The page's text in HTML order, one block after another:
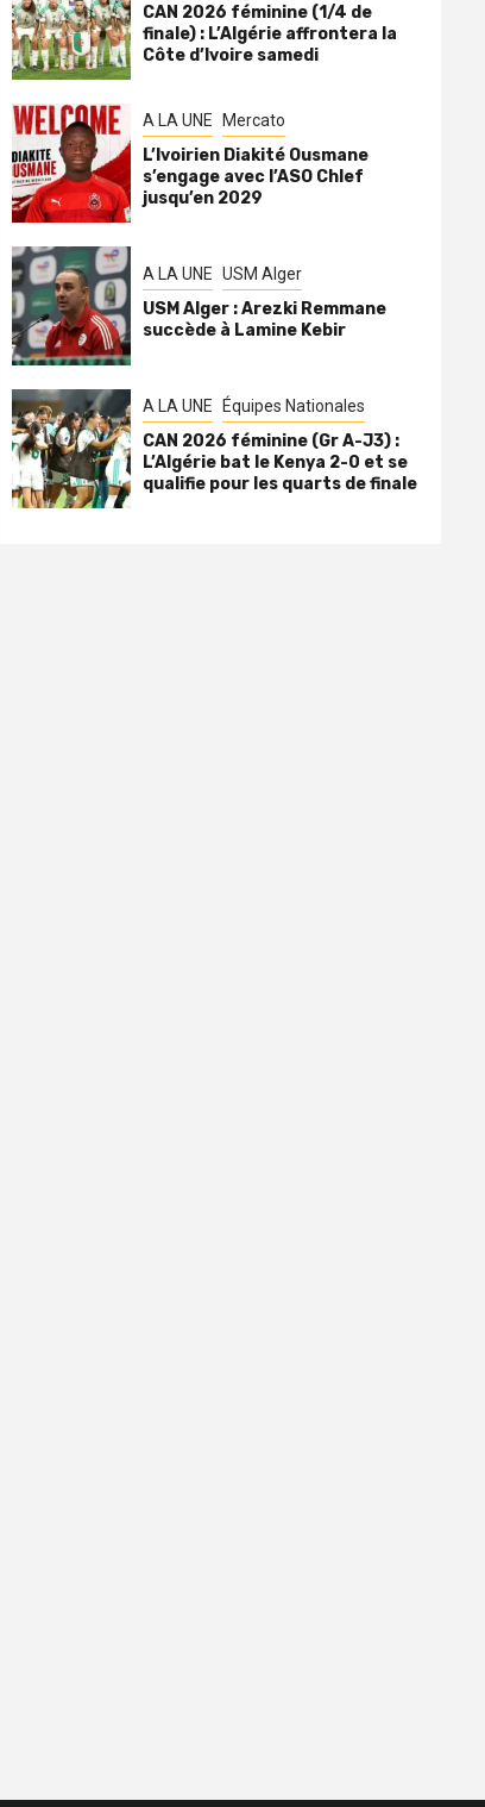
CAN 2026 féminine (1/4 de
finale) : L’Algérie affrontera la
Côte d’Ivoire samedi
A LA UNE Mercato
L’Ivoirien Diakité Ousmane
s’engage avec l’ASO Chlef
jusqu’en 2029
A LA UNE USM Alger
USM Alger : Arezki Remmane
succède à Lamine Kebir
A LA UNE Équipes Nationales
CAN 2026 féminine (Gr A-J3) :
L’Algérie bat le Kenya 2-0 et se
qualifie pour les quarts de finale